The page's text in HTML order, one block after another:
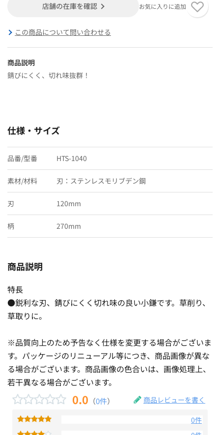
店舗の在庫を確認 お気に入りに追加
この商品について問い合わせる
商品説明
錆びにくく、切れ味抜群！
仕様・サイズ
品番/型番 HTS-1040
素材/材料 刃：ステンレスモリブデン鋼
刃 120mm
柄 270mm
商品説明
特長
●鋭利な刃、錆びにくく切れ味の良い小鎌です。草削り、
草取りに。
※品質向上のため予告なく仕様を変更する場合がございま
す。パッケージのリニューアル等につき、商品画像が異な
る場合がございます。商品画像の色合いは、画像処理上、
若干異なる場合がございます。
0.0 （0件） 商品レビューを書く
0件